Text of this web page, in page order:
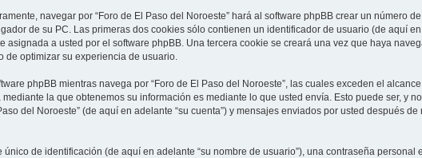
navegar por “Foro de El Paso del Noroeste” hará al software phpBB crear un número
de su PC. Las primeras dos cookies sólo contienen un identificador de usuario (de aquí
asignada a usted por el software phpBB. Una tercera cookie se creará una vez que haya
optimizar su experiencia de usuario.
phpBB mientras navega por “Foro de El Paso del Noroeste”, las cuales exceden el
la que obtenemos su información es mediante lo que usted envía. Esto puede ser, y
del Noroeste” (de aquí en adelante “su cuenta”) y mensajes enviados por usted después
de identificación (de aquí en adelante “su nombre de usuario”), una contraseña